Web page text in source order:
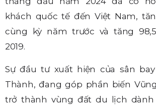
khách quốc tế đến Việt Nam,
cùng kỳ năm trước và tăng
2019.
Sự đầu tư xuất hiện của sân
Thành, đang góp phần biến
trở thành vùng đất du lịch dành